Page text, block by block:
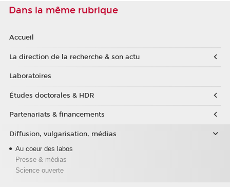
Dans la même rubrique
Accueil
La direction de la recherche & son actu
Laboratoires
Études doctorales & HDR
Partenariats & financements
Diffusion, vulgarisation, médias
Au coeur des labos
Presse & médias
Science ouverte